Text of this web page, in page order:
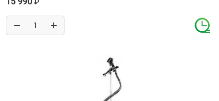
₽